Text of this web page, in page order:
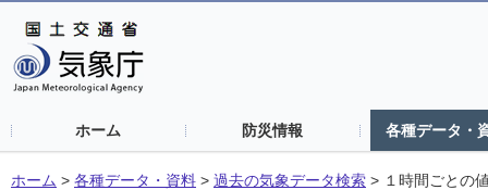
ホーム 防災情報 各種データ・
ホーム > 各種データ・資料 > 過去の気象データ検索 > １時間ごとの